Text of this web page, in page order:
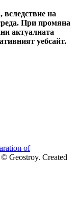
вследствие на
При промяна
актуалната
уебсайт.
of
Geostroy. Created